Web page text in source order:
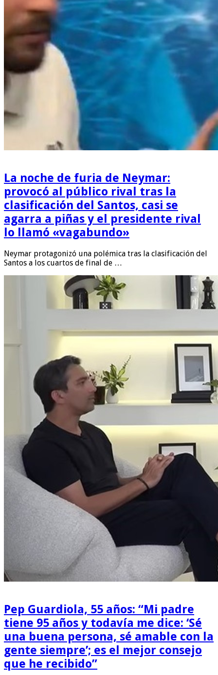
La noche de furia de Neymar:
provocó al público rival tras la
clasificación del Santos, casi se
agarra a piñas y el presidente rival
lo llamó «vagabundo»
Neymar protagonizó una polémica tras la clasificación del
Santos a los cuartos de final de …
Pep Guardiola, 55 años: “Mi padre
tiene 95 años y todavía me dice: ‘Sé
una buena persona, sé amable con la
gente siempre’; es el mejor consejo
que he recibido”